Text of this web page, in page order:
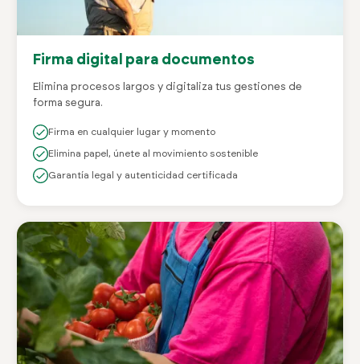
Firma digital para documentos
Elimina procesos largos y digitaliza tus gestiones de
forma segura.
Firma en cualquier lugar y momento
Elimina papel, únete al movimiento sostenible
Garantía legal y autenticidad certificada